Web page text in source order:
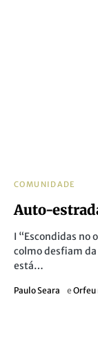
COMUNIDADE
Auto-
I “Escondidas no
colmo desfiam
está…
Paulo Seara e Orfeu